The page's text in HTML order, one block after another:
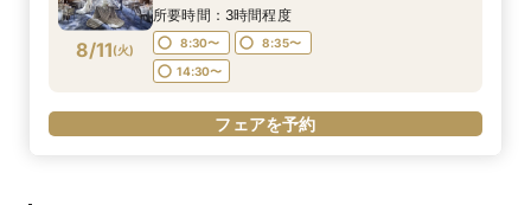
8/11(火)
食付
所要時間：3時間程度
8:30〜
8:35〜
14:30〜
フェアを予約